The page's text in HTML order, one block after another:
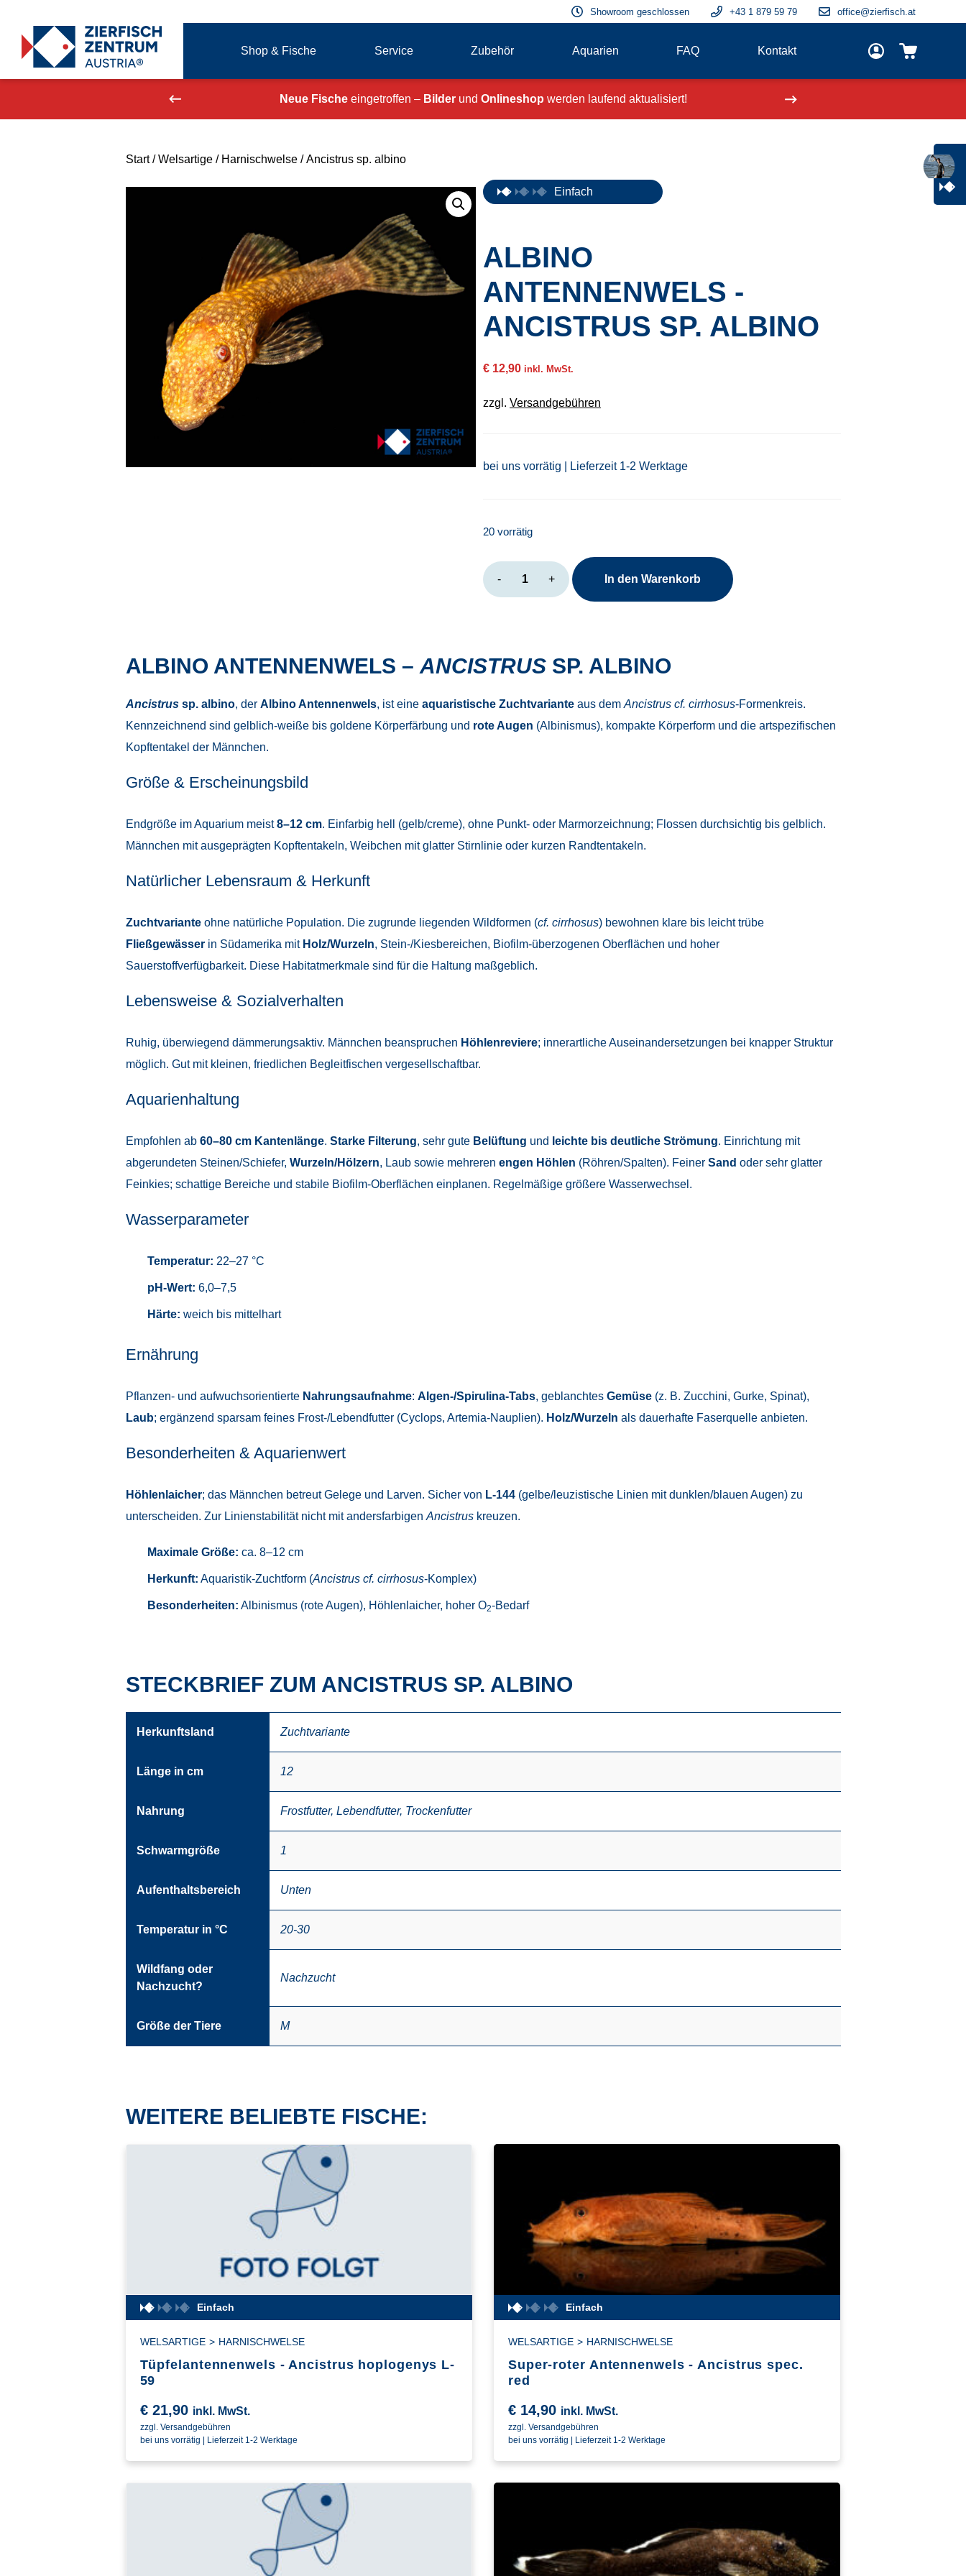
Zierfisch Aquarium Austria
Showroom geschlossen +43 1 879 59 79 office@zierfisch.at
Shop & Fische Service Zubehör Aquarien FAQ Kontakt
Neue Fischeeingetroffen – Bilderund Onlineshop werden laufend aktualisiert!
Start/Welsartige/ Harnischwelse/ Ancistrus sp. albino
Einfach
ALBINO
ANTENNENWELS -
ANCISTRUS SP. ALBINO
€ 12,90 inkl. MwSt.
zzgl. Versandgebühren
bei uns vorrätig | Lieferzeit 1-2 Werktage
20 vorrätig
- + In den Warenkorb
ALBINO ANTENNENWELS – ANCISTRUSSP. ALBINO
Ancistrussp. albino, der Albino Antennenwels, ist eine aquaristische Zuchtvarianteaus dem Ancistrus cf. cirrhosus-Formenkreis.
Kennzeichnend sind gelblich-weiße bis goldene Körperfärbung und rote Augen (Albinismus), kompakte Körperform und die artspezifischen
Kopftentakel der Männchen.
Größe & Erscheinungsbild
Endgröße im Aquarium meist8–12 cm. Einfarbig hell (gelb/creme), ohne Punkt- oder Marmorzeichnung; Flossen durchsichtig bis gelblich.
Männchen mit ausgeprägten Kopftentakeln, Weibchen mit glatter Stirnlinie oder kurzen Randtentakeln.
Natürlicher Lebensraum & Herkunft
Zuchtvarianteohne natürliche Population. Die zugrunde liegenden Wildformen (cf. cirrhosus) bewohnen klare bis leicht trübe
Fließgewässerin Südamerika mit Holz/Wurzeln, Stein-/Kiesbereichen, Biofilm-überzogenen Oberflächen und hoher
Sauerstoffverfügbarkeit. Diese Habitatmerkmale sind für die Haltung maßgeblich.
Lebensweise & Sozialverhalten
Ruhig, überwiegend dämmerungsaktiv. Männchen beanspruchen Höhlenreviere; innerartliche Auseinandersetzungen bei knapper Struktur
möglich. Gut mit kleinen, friedlichen Begleitfischen vergesellschaftbar.
Aquarienhaltung
Empfohlen ab 60–80 cm Kantenlänge. Starke Filterung, sehr gute Belüftung und leichte bis deutliche Strömung. Einrichtung mit
abgerundeten Steinen/Schiefer, Wurzeln/Hölzern, Laub sowie mehreren engen Höhlen (Röhren/Spalten). Feiner Sand oder sehr glatter
Feinkies; schattige Bereiche und stabile Biofilm-Oberflächen einplanen. Regelmäßige größere Wasserwechsel.
Wasserparameter
Temperatur: 22–27 °C
pH-Wert: 6,0–7,5
Härte: weich bis mittelhart
Ernährung
Pflanzen- und aufwuchsorientierte Nahrungsaufnahme: Algen-/Spirulina-Tabs, geblanchtes Gemüse(z. B. Zucchini, Gurke, Spinat),
Laub; ergänzend sparsam feines Frost-/Lebendfutter (Cyclops, Artemia-Nauplien). Holz/Wurzeln als dauerhafte Faserquelle anbieten.
Besonderheiten & Aquarienwert
Höhlenlaicher; das Männchen betreut Gelege und Larven. Sicher von L-144(gelbe/leuzistische Linien mit dunklen/blauen Augen) zu
unterscheiden. Zur Linienstabilität nicht mit andersfarbigen Ancistruskreuzen.
Maximale Größe: ca. 8–12 cm
Herkunft: Aquaristik-Zuchtform (Ancistrus cf. cirrhosus-Komplex)
Besonderheiten: Albinismus (rote Augen), Höhlenlaicher, hoher O2-Bedarf
STECKBRIEF ZUM ANCISTRUS SP. ALBINO
Herkunftsland Zuchtvariante
Länge in cm 12
Nahrung Frostfutter, Lebendfutter, Trockenfutter
Schwarmgröße 1
Aufenthaltsbereich Unten
Temperatur in °C 20-30
Wildfang oder
Nachzucht?
Nachzucht
Größe der Tiere M
WEITERE BELIEBTE FISCHE:
Einfach
WELSARTIGE > HARNISCHWELSE
Tüpfelantennenwels - Ancistrus hoplogenys L-
59
€21,90 inkl. MwSt.
zzgl. Versandgebühren
bei uns vorrätig | Lieferzeit 1-2 Werktage
Einfach
WELSARTIGE > HARNISCHWELSE
Super-roter Antennenwels - Ancistrus spec.
red
€14,90 inkl. MwSt.
zzgl. Versandgebühren
bei uns vorrätig | Lieferzeit 1-2 Werktage